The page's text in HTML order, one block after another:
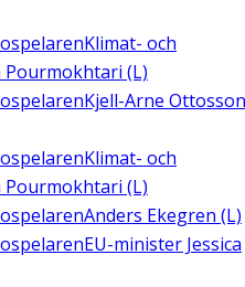
Klimat- och
(L)
Kjell-Arne Ottosson
Klimat- och
(L)
Anders Ekegren (L)
EU-minister Jessica